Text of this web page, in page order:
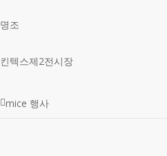
명조
킨텍스제2전시장
mice 행사